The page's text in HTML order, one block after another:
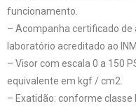
funcionamento.
– Acompanha certificado
laboratório acreditado ao
– Visor com escala 0 a 150
equivalente em kgf / cm2.
– Exatidão: conforme classe